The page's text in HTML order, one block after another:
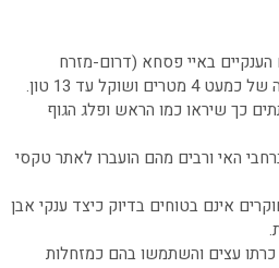
הראשים הענקיים באיי פסחא (דרום-מזרח
ושוקל עד 13 טון.
כך שיראו כמו הראש ופלג הגוף
האי ורבים מהם הועברו לאתר טקסי
אינם בטוחים בדיוק כיצד ענקי אבן
עצים והשתמשו בהם כמזחלות